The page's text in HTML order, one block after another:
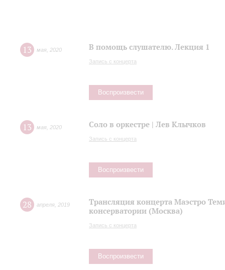
13 мая 2020 В помощь слушателю. Лекция 1
Запись с концерта
Воспроизвести
13 мая 2020 Соло в оркестре | Лев Клычков
Запись с концерта
Воспроизвести
28 апреля 2019
Трансляция концерта Маэстро
консерватории (Москва)
Запись с концерта
Воспроизвести